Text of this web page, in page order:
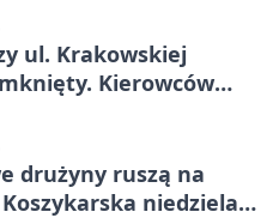
ul. Krakowskiej
Kierowców
drużyny ruszą na
niedziela